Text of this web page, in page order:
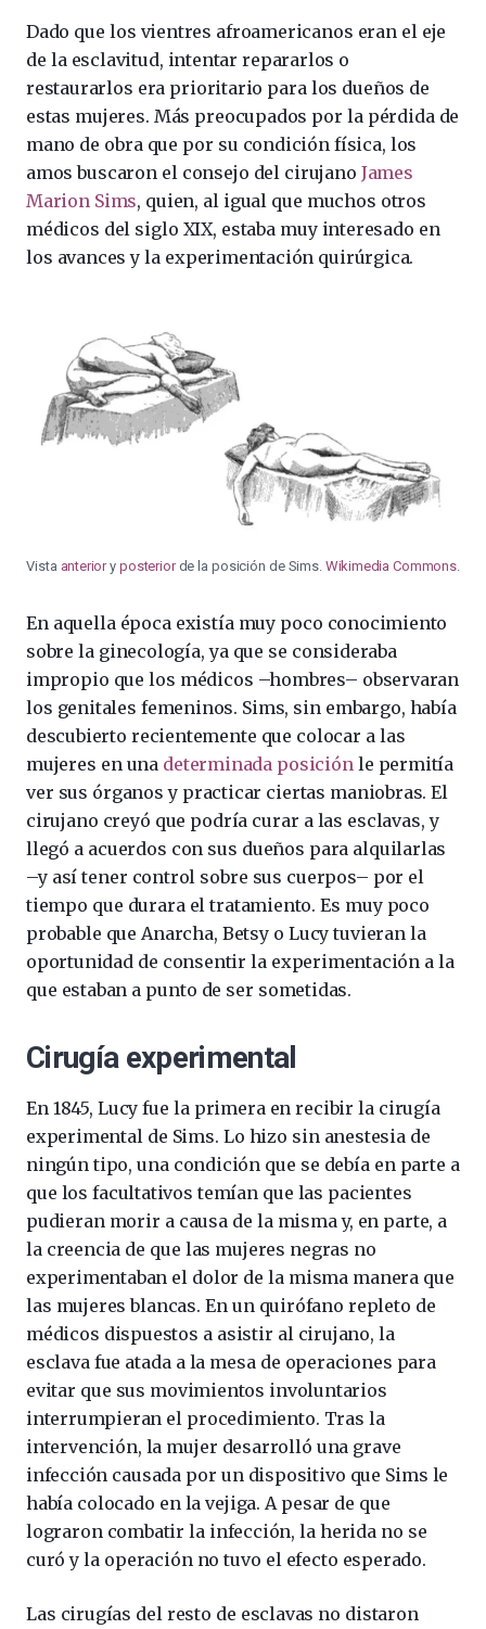
Dado que los vientres afroamericanos eran el eje
de la esclavitud, intentar repararlos o
restaurarlos era prioritario para los dueños de
estas mujeres. Más preocupados por la pérdida de
mano de obra que por su condición física, los
amos buscaron el consejo del cirujano James
Marion Sims, quien, al igual que muchos otros
médicos del siglo XIX, estaba muy interesado en
los avances y la experimentación quirúrgica.
Vista anterioryposteriorde la posición de Sims. Wikimedia Commons.
En aquella época existía muy poco conocimiento
sobre la ginecología, ya que se consideraba
impropio que los médicos –hombres– observaran
los genitales femeninos. Sims, sin embargo, había
descubierto recientemente que colocar a las
mujeres en una determinada posición le permitía
ver sus órganos y practicar ciertas maniobras. El
cirujano creyó que podría curar a las esclavas, y
llegó a acuerdos con sus dueños para alquilarlas
–y así tener control sobre sus cuerpos– por el
tiempo que durara el tratamiento. Es muy poco
probable que Anarcha, Betsy o Lucy tuvieran la
oportunidad de consentir la experimentación a la
que estaban a punto de ser sometidas.
Cirugía experimental
En 1845, Lucy fue la primera en recibir la cirugía
experimental de Sims. Lo hizo sin anestesia de
ningún tipo, una condición que se debía en parte a
que los facultativos temían que las pacientes
pudieran morir a causa de la misma y, en parte, a
la creencia de que las mujeres negras no
experimentaban el dolor de la misma manera que
las mujeres blancas. En un quirófano repleto de
médicos dispuestos a asistir al cirujano, la
esclava fue atada a la mesa de operaciones para
evitar que sus movimientos involuntarios
interrumpieran el procedimiento. Tras la
intervención, la mujer desarrolló una grave
infección causada por un dispositivo que Sims le
había colocado en la vejiga. A pesar de que
lograron combatir la infección, la herida no se
curó y la operación no tuvo el efecto esperado.
Las cirugías del resto de esclavas no distaron